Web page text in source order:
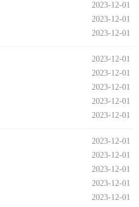
2023-12-01
2023-12-01
2023-12-01
2023-12-01
2023-12-01
2023-12-01
2023-12-01
2023-12-01
2023-12-01
2023-12-01
2023-12-01
2023-12-01
2023-12-01